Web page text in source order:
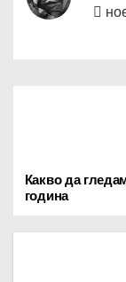
Н
а
Какво да
година